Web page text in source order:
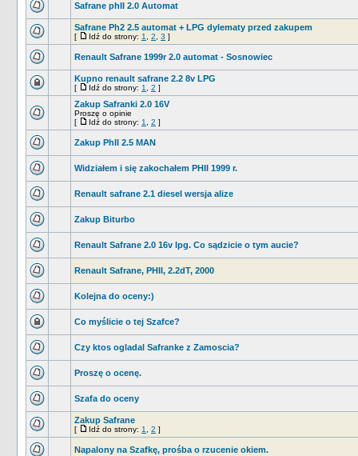
Safrane phII 2.0 Automat
Safrane Ph2 2.5 automat + LPG dylematy przed zakupem
[ Idź do strony: 1 2 3 ]
Renault Safrane 1999r 2.0 automat - Sosnowiec
Kupno renault safrane 2.2 8v LPG
[ Idź do strony: 1 2 ]
Zakup Safranki 2.0 16V
Proszę o opinie
[
Idź do strony: 1 2 ]
Zakup PhII 2.5 MAN
Widziałem i się zakochałem PHII 1999 r.
Renault safrane 2.1 diesel wersja alize
Zakup Biturbo
Renault Safrane 2.0 16v lpg. Co sądzicie o tym aucie?
Renault Safrane, PHII, 2.2dT, 2000
Kolejna do oceny:)
Co myślicie o tej Szafce?
Czy ktos ogladal Safranke z Zamoscia?
Proszę o ocenę.
Szafa do oceny
Zakup Safrane
[ Idź do strony: 1 2 ]
Napalony na Szafkę, prośba o rzucenie okiem.